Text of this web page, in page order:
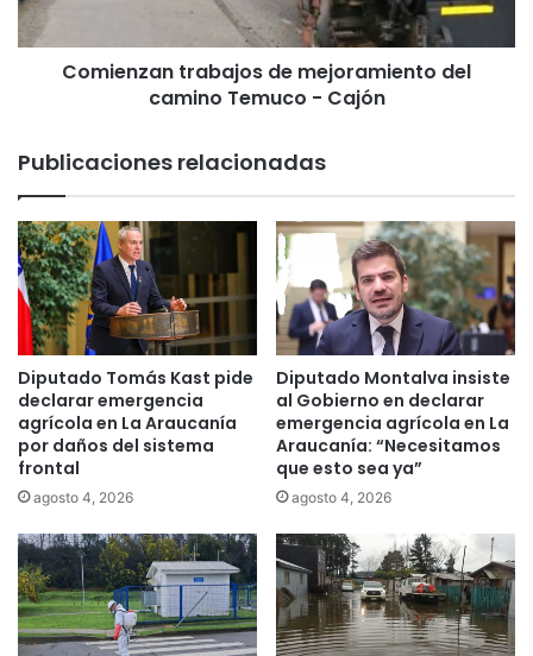
i
a
c
á
r
c
e
T
e
m
u
c
:
e
s
t
á
a
n
a
j
o
s
d
e
m
j
o
r
a
m
i
n
t
o
d
e
Comienzan trabajos de mejoramiento del
camino Temuco - Cajón
Publicaciones relacionadas
Diputado Tomás Kast pide
declarar emergencia
agrícola en La Araucanía
por daños del sistema
frontal
agosto 4, 2026
Diputado Montalva insiste
al Gobierno en declarar
emergencia agrícola en La
Araucanía: “Necesitamos
que esto sea ya”
agosto 4, 2026